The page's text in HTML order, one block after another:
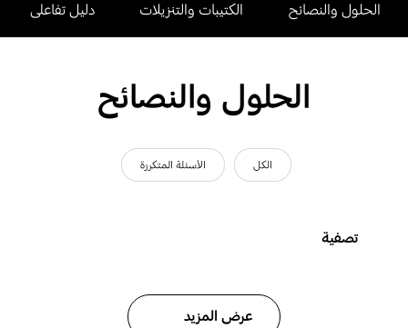
الحلول والنصائح الكتيبات والتنزيلات دليل تفاعلى
الحلول والنصائح
الكل الأسئلة المتكررة
تصفية
عرض المزيد